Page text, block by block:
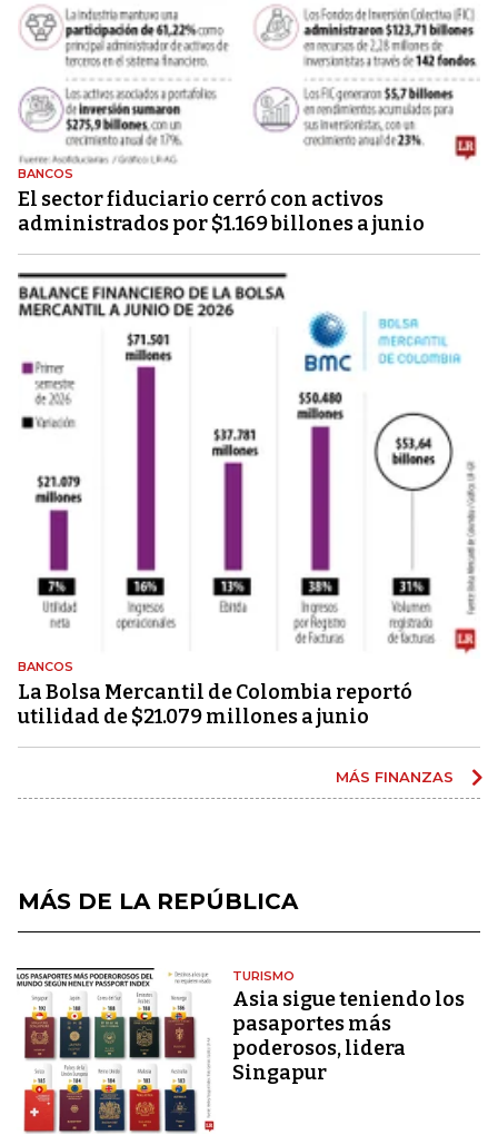
BANCOS
El sector fiduciario cerró con activos
administrados por $1.169 billones a junio
BANCOS
La Bolsa Mercantil de Colombia reportó
utilidad de $21.079 millones a junio
MÁS FINANZAS
MÁS DE LA REPÚBLICA
TURISMO
Asia sigue teniendo los
pasaportes más
poderosos, lidera
Singapur